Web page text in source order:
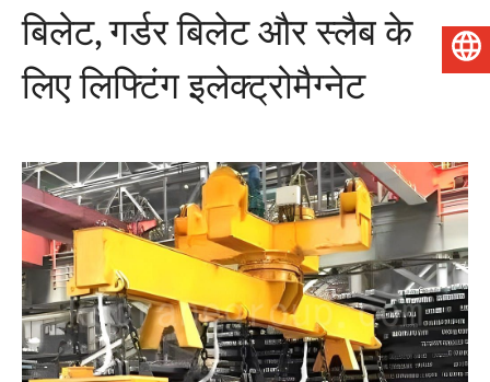
बिलेट, गर्डर बिलेट और स्लैब के
लिए लिफ्टिंग इलेक्ट्रोमैग्नेट
हिन्दी